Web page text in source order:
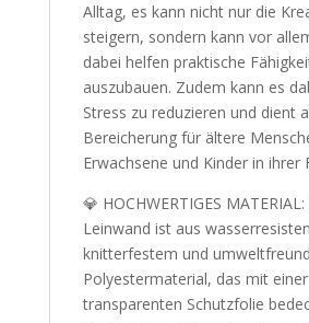
Alltag, es kann nicht nur die
steigern, sondern kann vor
dabei helfen praktische
auszubauen. Zudem kann es
Stress zu reduzieren und dient
Bereicherung für ältere
Erwachsene und Kinder in ihrer
💎 HOCHWERTIGES
Leinwand ist aus
knitterfestem und
Polyestermaterial, das mit einer
transparenten Schutzfolie